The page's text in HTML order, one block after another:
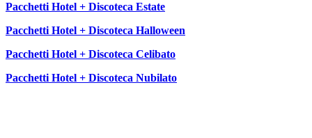
Pacchetti Hotel + Discoteca Estate
Pacchetti Hotel + Discoteca Halloween
Pacchetti Hotel + Discoteca Celibato
Pacchetti Hotel + Discoteca Nubilato